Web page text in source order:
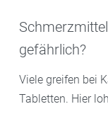
gefährlich?
Viele greifen bei
Tabletten. Hier